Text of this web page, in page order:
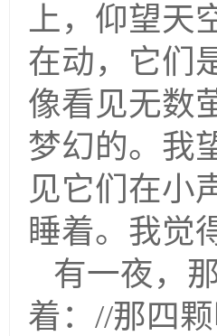
上，仰望天
在动，它们
像看见无数
梦幻的。我
见它们在小
睡着。我觉
有一夜，
着：//那四